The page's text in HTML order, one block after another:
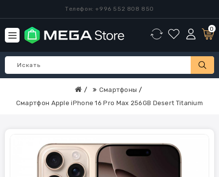
Телефон: +996 552 808 850
0
Смартфоны
Смартфон Apple iPhone 16 Pro Max 256GB Desert Titanium